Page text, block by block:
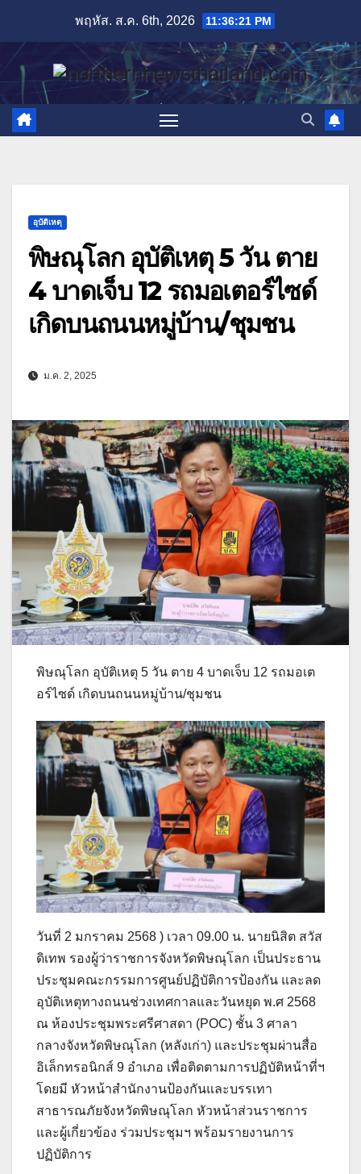
content
พฤหัส. ส.ค. 6th, 2026 11:36:23 PM
อุบัติเหตุ
พิษณุโลก อุบัติเหตุ 5 วัน ตาย
4 บาดเจ็บ 12 รถมอเตอร์ไซด์
เกิดบนถนนหมู่บ้าน/ชุมชน
ม.ค. 2, 2025
พิษณุโลก อุบัติเหตุ 5 วัน ตาย 4 บาดเจ็บ 12 รถมอเต
อร์ไซด์ เกิดบนถนนหมู่บ้าน/ชุมชน
วันที่ 2 มกราคม 2568 ) เวลา 09.00 น. นายนิสิต สวัส
ดิเทพ รองผู้ว่าราชการจังหวัดพิษณุโลก เป็นประธาน
ประชุมคณะกรรมการศูนย์ปฏิบัติการป้องกัน และลด
อุบัติเหตุทางถนนช่วงเทศกาลและวันหยุด พ.ศ 2568
ณ ห้องประชุมพระศรีศาสดา (POC) ชั้น 3 ศาลา
กลางจังหวัดพิษณุโลก (หลังเก่า) และประชุมผ่านสื่อ
อิเล็กทรอนิกส์ 9 อำเภอ เพื่อติดตามการปฏิบัติหน้าที่ฯ
โดยมี หัวหน้าสำนักงานป้องกันและบรรเทา
สาธารณภัยจังหวัดพิษณุโลก หัวหน้าส่วนราชการ
และผู้เกี่ยวข้อง ร่วมประชุมฯ พร้อมรายงานการ
ปฏิบัติการ